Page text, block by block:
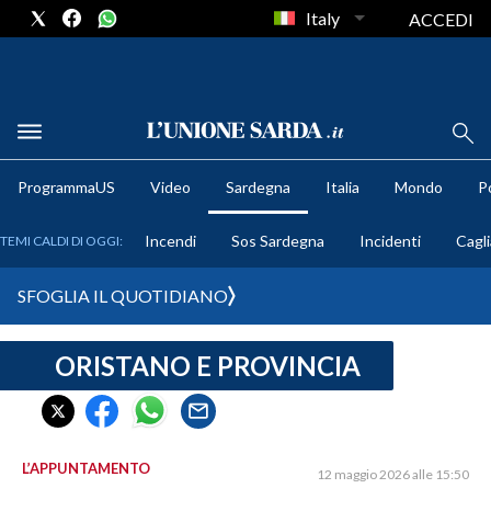
METEO
CRONACA SARDEGNA
CAGLIARI
SULCIS IGLESIENTE
Italy ACCEDI
ProgrammaUS Video Sardegna Italia Mondo
TEMI CALDI DI OGGI: Incendi Sos Sardegna Incidenti
SFOGLIA IL QUOTIDIANO
ORISTANO E PROVINCIA
L’APPUNTAMENTO 12 maggio 2026 alle 15:50